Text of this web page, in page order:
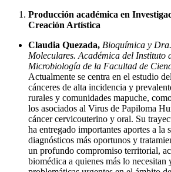
Producción académica en
Creación Artística
Claudia Quezada, Bioquímica y
Moleculares. Académica del Instituto
Microbiología de la Facultad de
Actualmente se centra en el estudio
cánceres de alta incidencia y
rurales y comunidades mapuche,
los asociados al Virus de Papiloma
cáncer cervicouterino y oral. Su
ha entregado importantes aportes a la
diagnósticos más oportunos y
un profundo compromiso territorial,
biomédica a quienes más lo necesitan